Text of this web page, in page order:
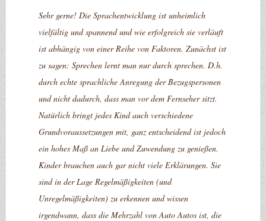
Sehr gerne! Die Sprachentwicklung ist unheimlich
vielfältig und spannend und wie erfolgreich sie verläuft
ist abhängig von einer Reihe von Faktoren. Zunächst ist
zu sagen: Sprechen lernt man nur durch sprechen. D.h.
durch echte sprachliche Anregung der Bezugspersonen
und nicht dadurch, dass man vor dem Fernseher sitzt.
Natürlich bringt jedes Kind auch verschiedene
Grundvoraussetzungen mit, ganz entscheidend ist jedoch
ein hohes Maß an Liebe und Zuwendung zu genießen.
Kinder brauchen auch gar nicht viele Erklärungen. Sie
sind in der Lage Regelmäßigkeiten (und
Unregelmäßigkeiten) zu erkennen und wissen
irgendwann, dass die Mehrzahl von Auto Autos ist, die